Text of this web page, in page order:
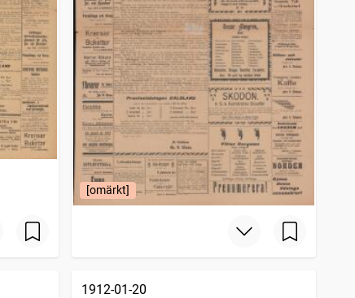
[omärkt]
1912-01-20